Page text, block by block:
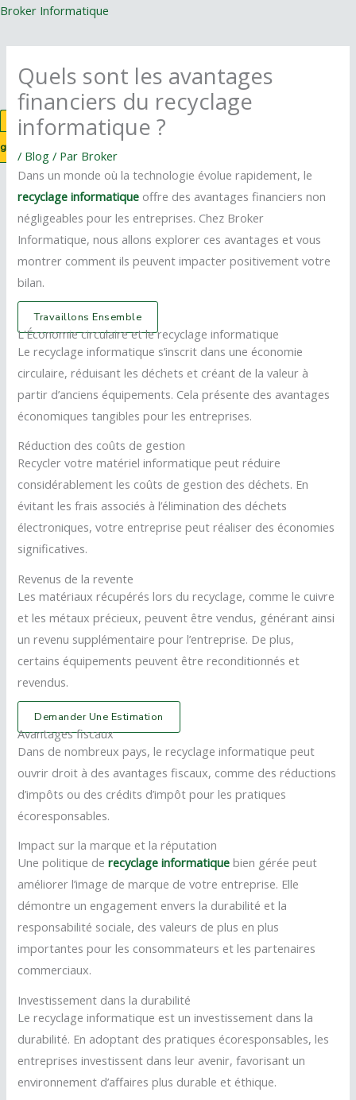
Aller
Broker Informatique
Menu
Estimation
gratuite
Quels sont les avantages
financiers du recyclage
informatique ?
/ Blog / Par Broker
Dans un monde où la technologie évolue rapidement, le
recyclage informatique offre des avantages financiers non
négligeables pour les entreprises. Chez Broker
Informatique, nous allons explorer ces avantages et vous
montrer comment ils peuvent impacter positivement votre
bilan.
Travaillons Ensemble
L'Économie circulaire et le recyclage informatique
Le recyclage informatique s’inscrit dans une économie
circulaire, réduisant les déchets et créant de la valeur à
partir d’anciens équipements. Cela présente des avantages
économiques tangibles pour les entreprises.
Réduction des coûts de gestion
Recycler votre matériel informatique peut réduire
considérablement les coûts de gestion des déchets. En
évitant les frais associés à l’élimination des déchets
électroniques, votre entreprise peut réaliser des économies
significatives.
Revenus de la revente
Les matériaux récupérés lors du recyclage, comme le cuivre
et les métaux précieux, peuvent être vendus, générant ainsi
un revenu supplémentaire pour l’entreprise. De plus,
certains équipements peuvent être reconditionnés et
revendus.
Demander Une Estimation
Avantages fiscaux
Dans de nombreux pays, le recyclage informatique peut
ouvrir droit à des avantages fiscaux, comme des réductions
d’impôts ou des crédits d’impôt pour les pratiques
écoresponsables.
Impact sur la marque et la réputation
Une politique derecyclage informatique bien gérée peut
améliorer l’image de marque de votre entreprise. Elle
démontre un engagement envers la durabilité et la
responsabilité sociale, des valeurs de plus en plus
importantes pour les consommateurs et les partenaires
commerciaux.
Investissement dans la durabilité
Le recyclage informatique est un investissement dans la
durabilité. En adoptant des pratiques écoresponsables, les
entreprises investissent dans leur avenir, favorisant un
environnement d’affaires plus durable et éthique.